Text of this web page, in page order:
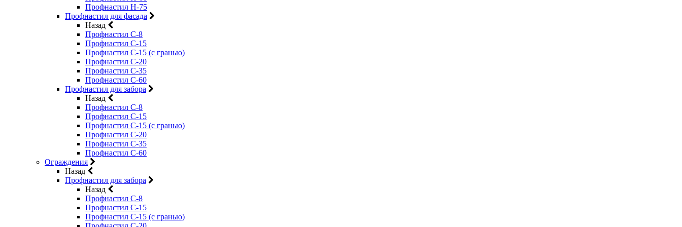
Профнастил Н-75
Профнастил для фасада
Назад
Профнастил С-8
Профнастил С-15
Профнастил С-15 (с гранью)
Профнастил С-20
Профнастил С-35
Профнастил С-60
Профнастил для забора
Назад
Профнастил С-8
Профнастил С-15
Профнастил С-15 (с гранью)
Профнастил С-20
Профнастил С-35
Профнастил С-60
Ограждения
Назад
Профнастил для забора
Назад
Профнастил С-8
Профнастил С-15
Профнастил С-15 (с гранью)